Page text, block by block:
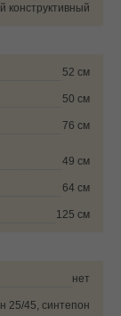
конструктивный
52 см
50 см
76 см
49 см
64 см
125 см
нет
25/45, синтепон